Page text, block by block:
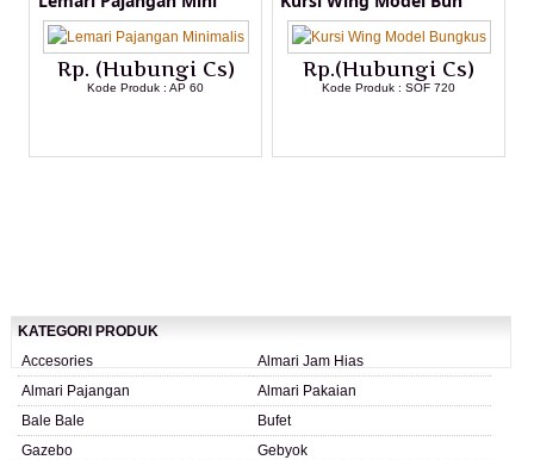
Rp. (Hubungi Cs)
Kode Produk : AP 60
Rp.(Hubungi Cs)
Kode Produk : SOF 720
KATEGORI PRODUK
Accesories
Almari Jam Hias
Almari Pajangan
Almari Pakaian
Bale Bale
Bufet
Gazebo
Gebyok